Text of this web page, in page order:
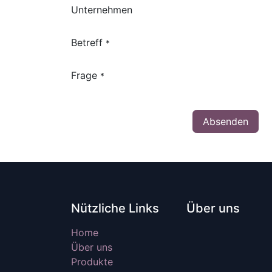
Unternehmen
Betreff *
Frage *
Absenden
Nützliche Links
Home
Über uns
Produkte
Über uns